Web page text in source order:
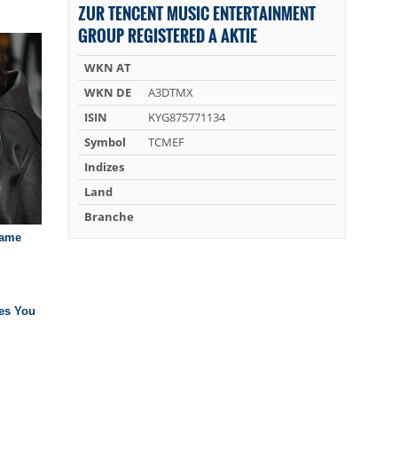
ZUR TENCENT MUSIC ENTERTAINMENT
GROUP REGISTERED A AKTIE
WKN AT
WKN DE
A3DTMX
ISIN
KYG875771134
Symbol
TCMEF
Indizes
Land
Branche